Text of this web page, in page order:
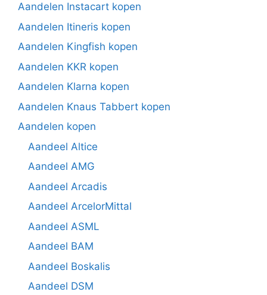
Aandelen Instacart kopen
Aandelen Itineris kopen
Aandelen Kingfish kopen
Aandelen KKR kopen
Aandelen Klarna kopen
Aandelen Knaus Tabbert kopen
Aandelen kopen
Aandeel Altice
Aandeel AMG
Aandeel Arcadis
Aandeel ArcelorMittal
Aandeel ASML
Aandeel BAM
Aandeel Boskalis
Aandeel DSM